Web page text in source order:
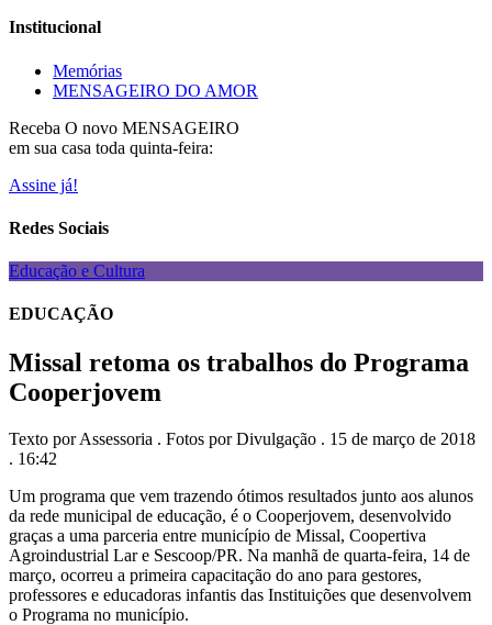
Institucional
Memórias
MENSAGEIRO DO AMOR
Receba O novo MENSAGEIRO
em sua casa toda quinta-feira:
Assine já!
Redes Sociais
Educação e Cultura
EDUCAÇÃO
Missal retoma os trabalhos do Programa
Cooperjovem
Texto por Assessoria . Fotos por Divulgação . 15 de março de 2018
. 16:42
Um programa que vem trazendo ótimos resultados junto aos alunos
da rede municipal de educação, é o Cooperjovem, desenvolvido
graças a uma parceria entre município de Missal, Coopertiva
Agroindustrial Lar e Sescoop/PR. Na manhã de quarta-feira, 14 de
março, ocorreu a primeira capacitação do ano para gestores,
professores e educadoras infantis das Instituições que desenvolvem
o Programa no município.